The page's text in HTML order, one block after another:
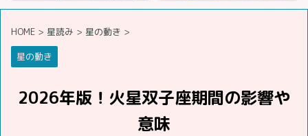
HOME > 星読み > 星の動き >
星の動き
2026年版！火星双子座期間の影響や
意味